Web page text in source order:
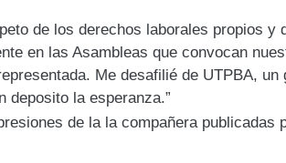
de los derechos laborales propios
en las Asambleas que convocan
Me desafilié de UTPBA,
deposito la esperanza.”
de la la compañera publicadas